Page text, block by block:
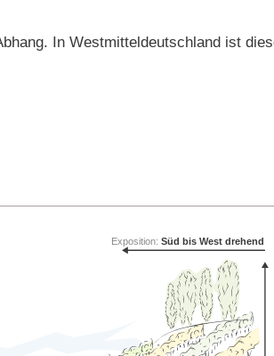
In Westmitteldeutschland ist
Exposition:Süd bis West drehend